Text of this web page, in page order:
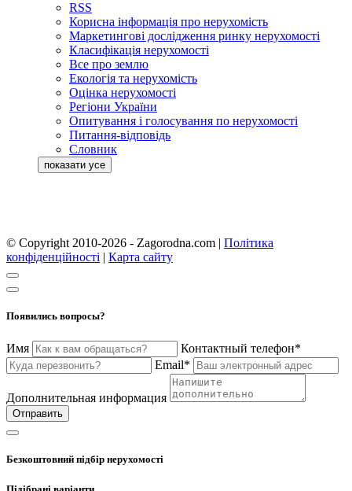
RSS
Корисна інформація про нерухомість
Маркетингові дослідження ринку нерухомості
Класифікація нерухомості
Все про землю
Екологія та нерухомість
Оцінка нерухомості
Регіони України
Опитування і голосування по нерухомості
Питання-відповідь
Словник
© Copyright 2010-2026 - Zagorodna.com | Політика
конфіденційності | Карта сайту
Появились вопросы?
Имя
Контактный телефон*
Email*
Дополнительная информация
Отправить
Безкоштовний підбір нерухомості